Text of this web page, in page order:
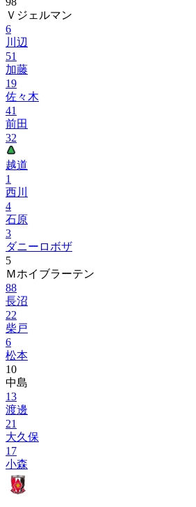
Ｖジェルマン
6
川辺
51
加藤
19
佐々木
41
前田
32
越道
1
西川
4
石原
3
ダニーロボザ
5
Ｍホイブラーテン
88
長沼
22
柴戸
6
松本
10
中島
13
渡邊
21
大久保
17
小森